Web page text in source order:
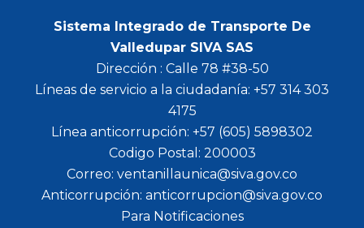
Sistema Integrado de Transporte De
Valledupar SIVA SAS
Dirección : Calle 78 #38-50
Líneas de servicio a la ciudadanía: +57 314 303
4175
Línea anticorrupción: +57 (605) 5898302
Codigo Postal: 200003
Correo: ventanillaunica@siva.gov.co
Anticorrupción: anticorrupcion@siva.gov.co
Para Notificaciones